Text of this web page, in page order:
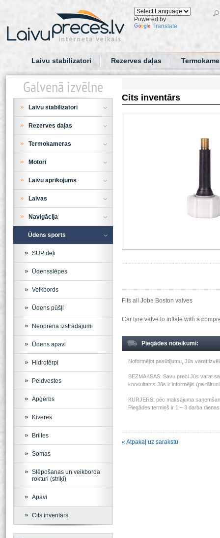
Powered by
Translate
Laivu stabilizatori Rezerves daļas
Cits inventārs
Fits all Jobe Boston valves
Car tyre valve to inflate with a
Piegādes noteikumi:
Noformējot pasūtījumu, Jūs varat
BEZMAKSAS: Savu preci Jūs varat
konsultants Jūs ir informējis (pa
KURJERS: pēc maksājuma
Piegādes termiņš ir 1 – 3 darba
« Atpakaļ uz sarakstu
Galvenā izvēlne
Laivu stabilizatori
Rezerves daļas
Termokameras
Motori
Laivu aprīkojums
Laivas
Navigācija
Ūdens sports
SUP dēļi
Ūdensslēpes
Veikbords
Ūdens pūšļi
Neoprēna izstrādājumi
Ūdens apavi
Hidrotērpi
Peldvestes
Apģērbs
Ķiveres
Brilles
Somas
Slēpošanas un veikborda
rokturi (striķi)
Apavi
Cits inventārs